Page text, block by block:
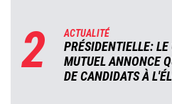
2 ACTUALITÉ
PRÉSIDENTIELLE: LE
MUTUEL ANNONCE
DE CANDIDATS À